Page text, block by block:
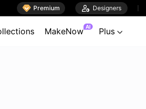
 Premium  Designers
MakeNow AI Plus 